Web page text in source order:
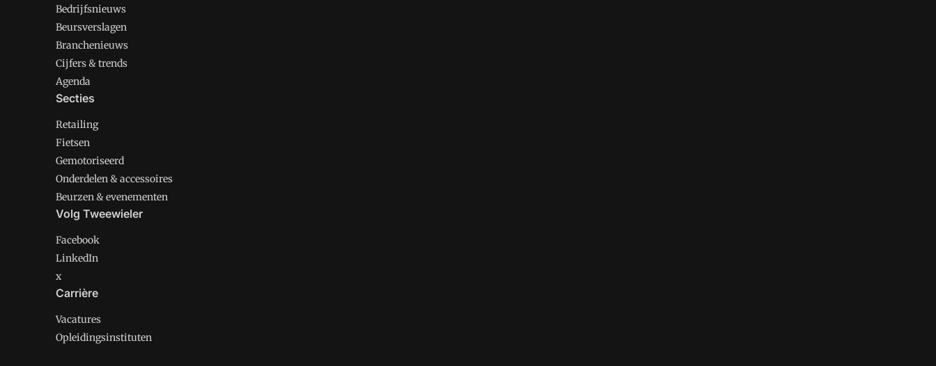
Bedrijfsnieuws
Beursverslagen
Branchenieuws
Cijfers & trends
Agenda
Secties
Retailing
Fietsen
Gemotoriseerd
Onderdelen & accessoires
Beurzen & evenementen
Volg Tweewieler
Facebook
LinkedIn
x
Carrière
Vacatures
Opleidingsinstituten